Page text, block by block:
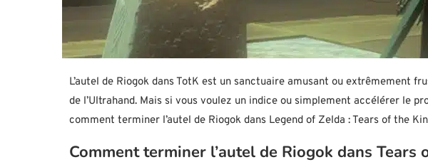
L’autel de Riogok dans TotK est un sanctuaire amusant ou extrêmement
de l’Ultrahand. Mais si vous voulez un indice ou simplement accélérer le
comment terminer l’autel de Riogok dans Legend of Zelda : Tears of the
Comment terminer l’autel de Riogok dans Tears